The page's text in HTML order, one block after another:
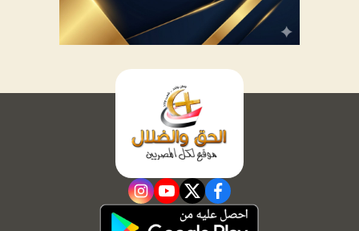
facebook
twitter
youtube
instagram